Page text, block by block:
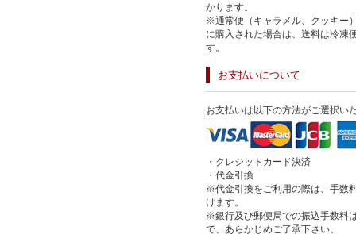
かります。
※通常便（キャラメル、クッキー
に購入された場合は、送料は冷凍
す。
お支払いについて
お支払いは以下の方法がご選択い
・クレジットカード決済
・代金引換
※代金引換をご利用の際は、手数
けます。
※銀行及び郵便局での振込手数料
で、あらかじめご了承下さい。